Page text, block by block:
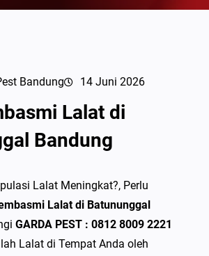
Bandung 14 Juni 2026
Lalat di
Bandung
Lalat Meningkat?, Perlu
Lalat di Batununggal
GARDA PEST : 0812 8009 2221
Lalat di Tempat Anda oleh